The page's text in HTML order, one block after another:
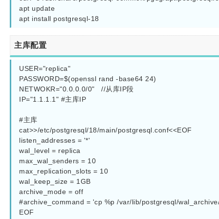
apt update
apt install postgresql-18
主库配置
USER="replica"
PASSWORD=$(openssl rand -base64 24)
NETWOKR="0.0.0.0/0"   //从库IP段
IP="1.1.1.1" #主库IP
#主库
cat>>/etc/postgresql/18/main/postgresql.conf<<EOF
listen_addresses = '*'
wal_level = replica
max_wal_senders = 10
max_replication_slots = 10
wal_keep_size = 1GB
archive_mode = off
#archive_command = 'cp %p /var/lib/postgresql/
EOF